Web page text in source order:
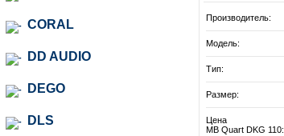
CORAL
DD AUDIO
DEGO
DLS
Производитель:
Модель:
Тип:
Размер:
Цена
MB Quart DKG 110: